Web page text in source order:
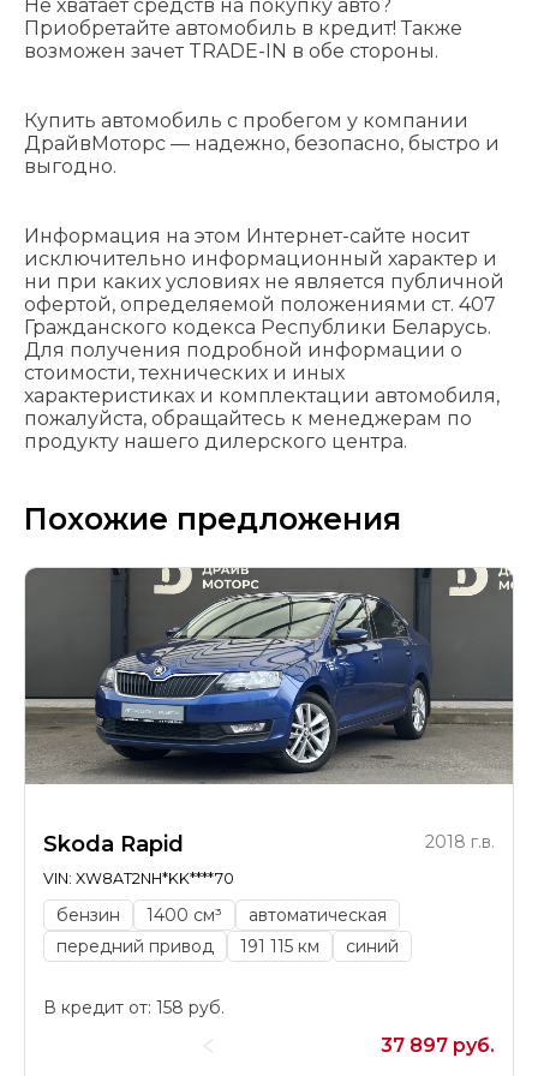
Не хватает средств на покупку авто?
Приобретайте автомобиль в кредит! Также
возможен зачет TRADE-IN в обе стороны.
Купить автомобиль с пробегом у компании
ДрайвМоторс — надежно, безопасно, быстро и
выгодно.
Информация на этом Интернет-сайте носит
исключительно информационный характер и
ни при каких условиях не является публичной
офертой, определяемой положениями cт. 407
Гражданского кодекса Республики Беларусь.
Для получения подробной информации о
стоимости, технических и иных
характеристиках и комплектации автомобиля,
пожалуйста, обращайтесь к менеджерам по
продукту нашего дилерского центра.
Похожие предложения
Skoda Rapid 2018 г.в.
VIN: XW8AT2NH*KK****70
бензин 1400 см³
автоматическая
передний привод
191 115 км синий
В кредит от: 158 руб.
37 897 руб.